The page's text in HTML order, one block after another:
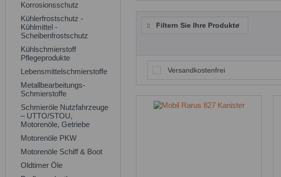
Korrosionsschutz
Kühlerfrostschutz -
Kühlmittel -
Scheibenfrostschutz
Kühlschmierstoff
Pflegeprodukte
Lebensmittelschmierstoffe
Metallbearbeitungs-
Schmierstoffe
Schmieröle Nutzfahrzeuge
– UTTO/STOU,
Motorenöle, Getriebe
Motorenöle PKW
Motorenöle Schiff & Boot
Oldtimer Öle
Filtern Sie Ihre Produkte
Versandkostenfrei